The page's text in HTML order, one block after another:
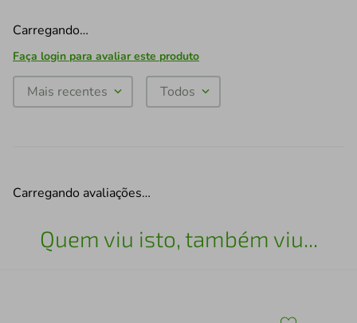
Carregando…
Faça login para avaliar este produto
Mais recentes Todos
Carregando avaliações…
Quem viu isto, também viu...